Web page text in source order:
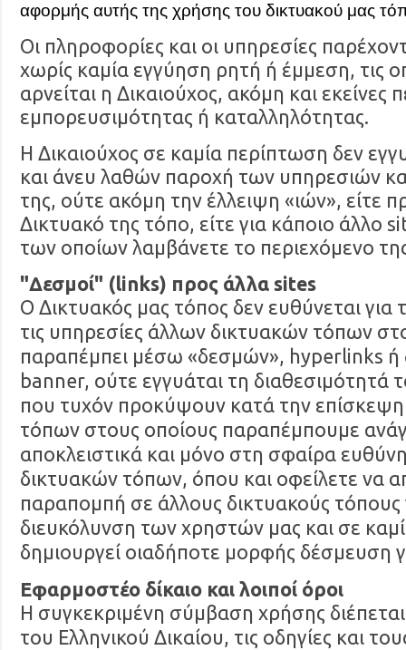
αφορμής αυτής της χρήσης του δικτυακού μας
Οι πληροφορίες και οι υπηρεσίες
χωρίς καμία εγγύηση ρητή ή έμμεση, τις
αρνείται η Δικαιούχος, ακόμη και εκείνες
εμπορευσιμότητας ή καταλληλότητας.
Η Δικαιούχος σε καμία περίπτωση δεν
και άνευ λαθών παροχή των υπηρεσιών
της, ούτε ακόμη την έλλειψη «ιών», είτε
Δικτυακό της τόπο, είτε για κάποιο άλλο
των οποίων λαμβάνετε το περιεχόμενο
"Δεσμοί" (links) προς άλλα sites
Ο Δικτυακός μας τόπος δεν ευθύνεται για
τις υπηρεσίες άλλων δικτυακών τόπων
παραπέμπει μέσω «δεσμών», hyperlinks ή
banner, ούτε εγγυάται τη διαθεσιμότητά
που τυχόν προκύψουν κατά την
τόπων στους οποίους παραπέμπουμε
αποκλειστικά και μόνο στη σφαίρα
δικτυακών τόπων, όπου και οφείλετε να
παραπομπή σε άλλους δικτυακούς τόπους
διευκόλυνση των χρηστών μας και σε
δημιουργεί οιαδήποτε μορφής δέσμευση
Εφαρμοστέο δίκαιο και λοιποί όροι
Η συγκεκριμένη σύμβαση χρήσης διέπεται
του Ελληνικού Δικαίου, τις οδηγίες και